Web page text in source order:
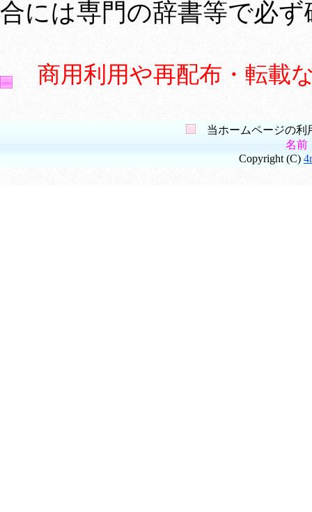
合には専門の辞書等で必
商用利用や再配布・転載
当ホームページの利
名前
Copyright (C)